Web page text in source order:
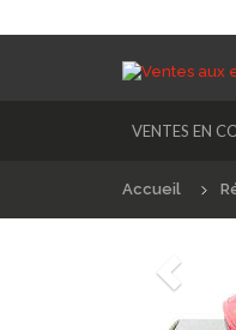
VENTES EN
Accueil